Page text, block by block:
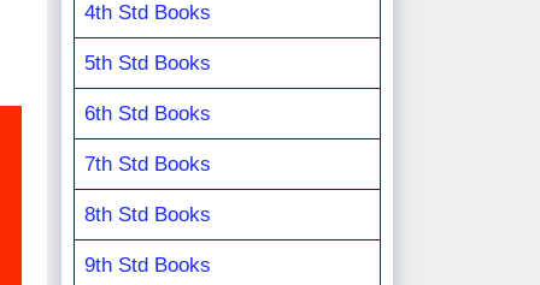
4th Std Books
5th Std Books
6th Std Books
7th Std Books
8th Std Books
9th Std Books